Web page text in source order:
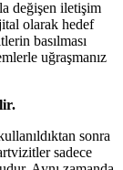
değişen iletişim
olarak hedef
basılması
uğraşmanız
sonra
sadece